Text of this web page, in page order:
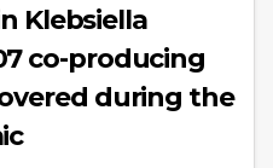
Klebsiella
co-producing
during the